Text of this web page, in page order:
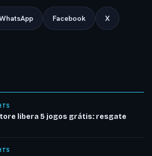
Facebook X
libera 5 jogos grátis: resgate